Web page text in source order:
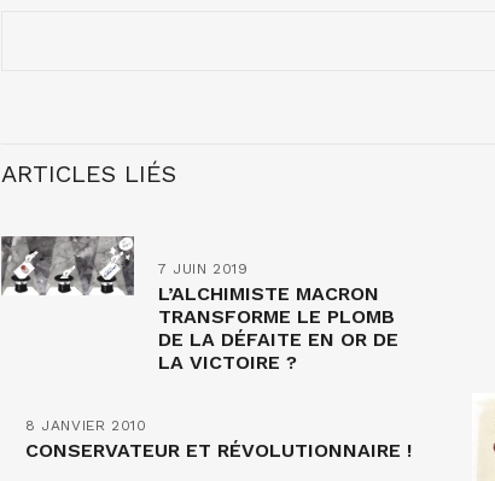
ARTICLES LIÉS
7 JUIN 2019
L’ALCHIMISTE MACRON
TRANSFORME LE PLOMB
DE LA DÉFAITE EN OR DE
LA VICTOIRE ?
8 JANVIER 2010
CONSERVATEUR ET RÉVOLUTIONNAIRE !